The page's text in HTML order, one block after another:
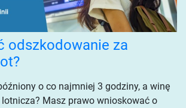
odszkodowanie za
o co najmniej 3 godziny, a winę
Masz prawo wnioskować o